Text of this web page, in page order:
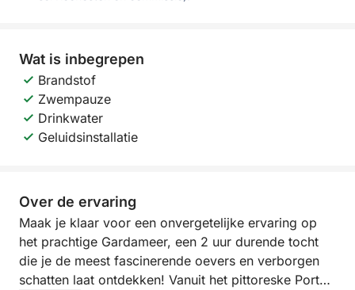
Wat is inbegrepen
Brandstof
Zwempauze
Drinkwater
Geluidsinstallatie
Over de ervaring
Maak je klaar voor een onvergetelijke ervaring op
het prachtige Gardameer, een 2 uur durende tocht
die je de meest fascinerende oevers en verborgen
schatten laat ontdekken! Vanuit het pittoreske Porto